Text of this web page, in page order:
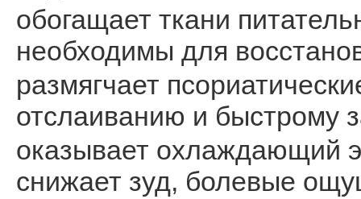
обогащает ткани
необходимы для
размягчает
отслаиванию и быстрому
оказывает охлаждающий
снижает зуд, болевые